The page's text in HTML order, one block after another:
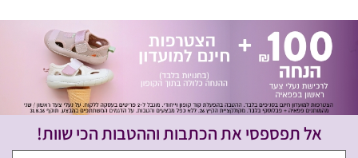
אל תפספסי את הכתבות וההטבות הכי שוות!